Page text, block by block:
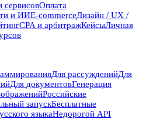
сервисовОплата
и ИИE-commerceДизайн / UX /
CPA и арбитражКейсыЛичная
Для рассужденийДля
Для документовГенерация
Российские
запускБесплатные
языкаНедорогой API